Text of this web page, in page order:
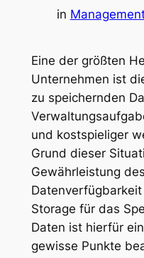
in
Eine der größten
Unternehmen ist
zu speichernden
und kostspieliger
Grund dieser
Gewährleistung
Storage für das
Daten ist hierfür
gewisse Punkte